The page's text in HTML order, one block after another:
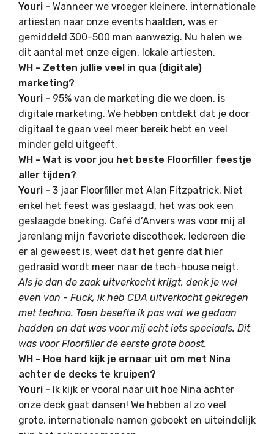
Youri - Wanneer we vroeger kleinere, internationale
artiesten naar onze events haalden, was er
gemiddeld 300-500 man aanwezig. Nu halen we
dit aantal met onze eigen, lokale artiesten.
WH - Zetten jullie veel in qua (digitale)
marketing?
Youri - 95% van de marketing die we doen, is
digitale marketing. We hebben ontdekt dat je door
digitaal te gaan veel meer bereik hebt en veel
minder geld uitgeeft.
WH - Wat is voor jou het beste Floorfiller feestje
aller tijden?
Youri - 3 jaar Floorfiller met Alan Fitzpatrick. Niet
enkel het feest was geslaagd, het was ook een
geslaagde boeking. Café d’Anvers was voor mij al
jarenlang mijn favoriete discotheek. Iedereen die
er al geweest is, weet dat het genre dat hier
gedraaid wordt meer naar de tech-house neigt.
Als je dan de zaak uitverkocht krijgt, denk je wel
even van - Fuck, ik heb CDA uitverkocht gekregen
met techno. Toen besefte ik pas wat we gedaan
hadden en dat was voor mij echt iets speciaals. Dit
was voor Floorfiller de eerste grote boost.
WH - Hoe hard kijk je ernaar uit om met Nina
achter de decks te kruipen?
Youri - Ik kijk er vooral naar uit hoe Nina achter
onze deck gaat dansen! We hebben al zo veel
grote, internationale namen geboekt en uiteindelijk